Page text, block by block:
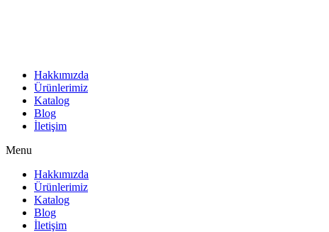
Hakkımızda
Ürünlerimiz
Katalog
Blog
İletişim
Menu
Hakkımızda
Ürünlerimiz
Katalog
Blog
İletişim